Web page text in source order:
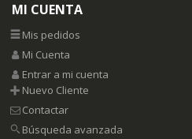
MI CUENTA
Mis pedidos
Mi Cuenta
Entrar a mi cuenta
Nuevo Cliente
Contactar
Búsqueda avanzada